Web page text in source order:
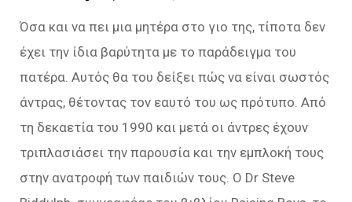
Όσα και να πει μια μητέρα στο γιο της, τίποτα δεν
έχει την ίδια βαρύτητα με το παράδειγμα του
πατέρα. Αυτός θα του δείξει πώς να είναι σωστός
άντρας, θέτοντας τον εαυτό του ως πρότυπο. Από
τη δεκαετία του 1990 και μετά οι άντρες έχουν
τριπλασιάσει την παρουσία και την εμπλοκή τους
στην ανατροφή των παιδιών τους. Ο Dr Steve